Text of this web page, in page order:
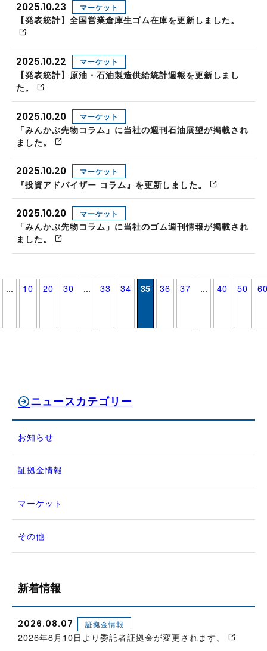
2025.10.23 マーケット
【発表統計】全国営業倉庫生ゴム在庫を更新しました。
2025.10.22 マーケット
【発表統計】原油・石油製造供給統計週報を更新しまし
た。
2025.10.20 マーケット
「みんかぶ先物コラム」に当社の週刊石油展望が掲載され
ました。
2025.10.20 マーケット
『投資アドバイザー コラム』を更新しました。
2025.10.20 マーケット
「みんかぶ先物コラム」に当社のゴム週刊情報が掲載され
ました。
... 10 20 30 ... 33 34 35 36 37 ... 40 50
ニュースカテゴリー
お知らせ
証拠金情報
マーケット
その他
新着情報
2026.08.07 証拠金情報
2026年8月10日より委託者証拠金が変更されます。